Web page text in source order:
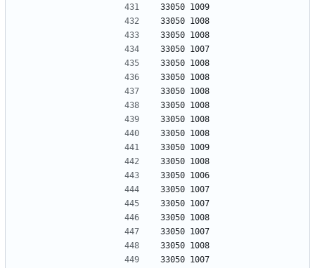
33050 1009
33050 1008
33050 1008
33050 1007
33050 1008
33050 1008
33050 1008
33050 1008
33050 1008
33050 1008
33050 1009
33050 1008
33050 1006
33050 1007
33050 1007
33050 1008
33050 1007
33050 1008
33050 1007